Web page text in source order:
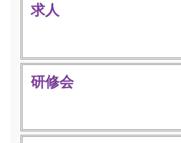
求人
研修会